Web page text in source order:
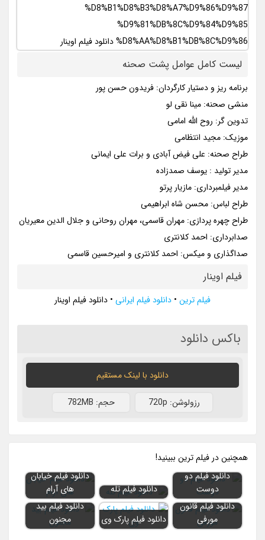
لیست کامل عوامل پشت صحنه
برنامه ریز و دستیار کارگردان: فریدون حسن پور
منشی صحنه: مینا نقی لو
تدوین گر: روح الله امامی
موزیک: مجید انتظامی
طراح صحنه: علی فیض آبادی و برات علی ایمانی
مدیر تولید : یوسف صمدزاده
مدیر فیلمبرداری: مازیار پرتو
طراح لباس: محسن شاه ابراهیمی
طراح چهره پردازی: مهران قاسمی، مهران روحانی و جلال الدین معیریان
صدابرداری: احمد کلانتری
صداگذاری و میکس: احمد کلانتری و امیرحسین قاسمی
فیلم اوینار
فیلم ترین • دانلود فیلم ایرانی • دانلود فیلم اوینار
باکس دانلود
دانلود با لينک مستقيم
رزولوشن: 720p حجم: 782MB
همچنين در فيلم ترين ببينيد!
دانلود فیلم دو
دوست
دانلود فیلم تله
دانلود فیلم خیابان
های آرام
دانلود فیلم قانون
مورفی
دانلود فیلم پارک وی
دانلود فیلم بید
مجنون